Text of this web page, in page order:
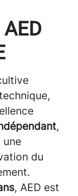
,
une
du
, AED est